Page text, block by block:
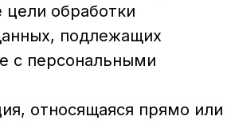
обработки
подлежащих
с персональными
относящаяся прямо или